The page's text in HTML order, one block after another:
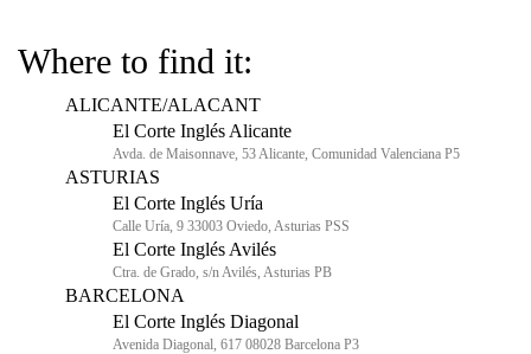
Where to find it:
ALICANTE/ALACANT
El Corte Inglés Alicante
Avda. de Maisonnave, 53 Alicante, Comunidad Valenciana P5
ASTURIAS
El Corte Inglés Uría
Calle Uría, 9 33003 Oviedo, Asturias PSS
El Corte Inglés Avilés
Ctra. de Grado, s/n Avilés, Asturias PB
BARCELONA
El Corte Inglés Diagonal
Avenida Diagonal, 617 08028 Barcelona P3